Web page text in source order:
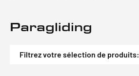
Paragliding
Filtrez votre sélection de produits: